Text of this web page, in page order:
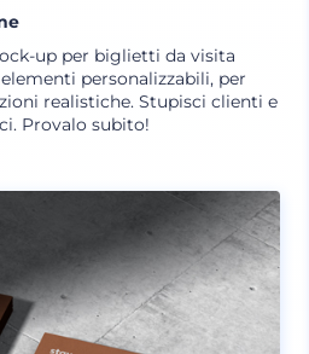
up per biglietti da visita
personalizzabili, per
realistiche. Stupisci clienti e
Provalo subito!